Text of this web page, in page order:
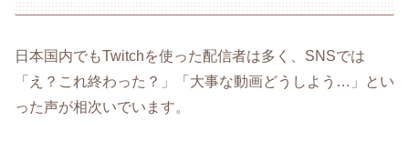
日本国内でもTwitchを使った配信者は多く、SNSでは
「え？これ終わった？」「大事な動画どうしよう…」とい
った声が相次いでいます。